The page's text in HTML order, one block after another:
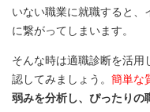
いない職業に就職すると、
に繋がってしまいます。
そんな時は適職診断を活用
認してみましょう。 簡単な
弱みを分析し、ぴったりの